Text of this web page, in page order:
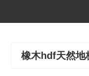
橡木hdf天然地